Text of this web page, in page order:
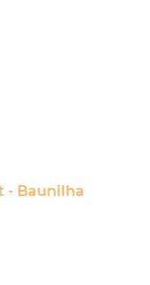
- Baunilha